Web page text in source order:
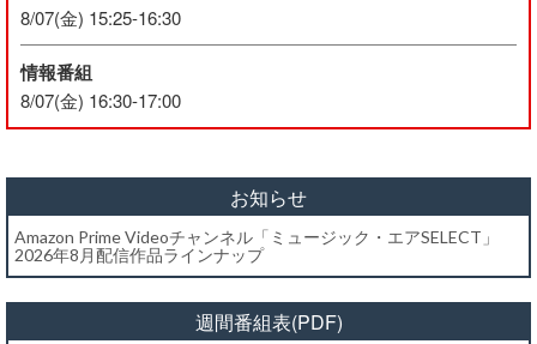
8/07(金) 15:25-16:30
情報番組
8/07(金) 16:30-17:00
お知らせ
Amazon Prime Videoチャンネル「ミュージック・エアSELECT」
2026年8月配信作品ラインナップ
週間番組表(PDF)